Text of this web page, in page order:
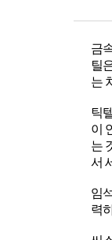
금
틸
는
틱
이
는
서
임
력